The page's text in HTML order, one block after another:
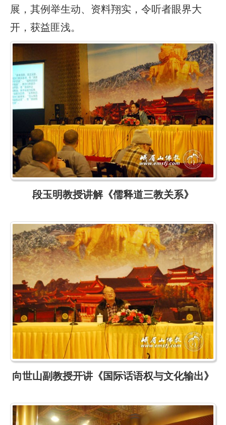
展，其例举生动、资料翔实，令听者眼界大
开，获益匪浅。
段玉明教授讲解《儒释道三教关系》
向世山副教授开讲《国际话语权与文化输出》